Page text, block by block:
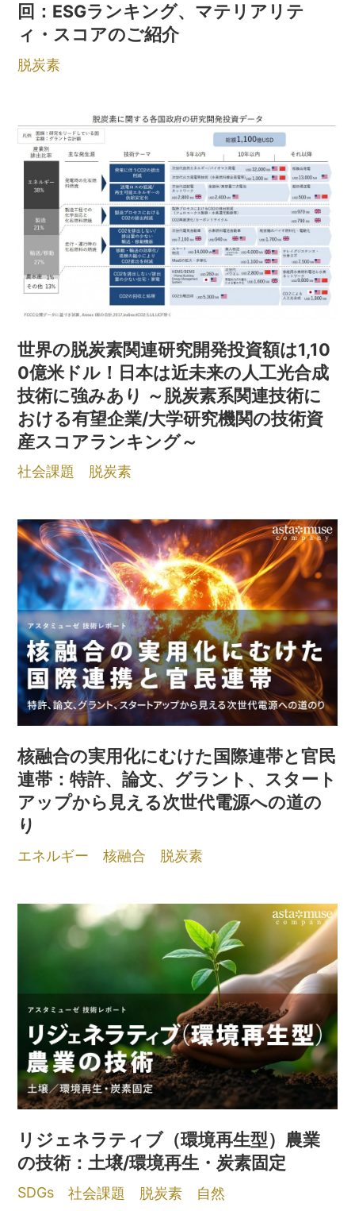
回：ESGランキング、マテリアリテ
ィ・スコアのご紹介
脱炭素
世界の脱炭素関連研究開発投資額は1,10
0億米ドル！日本は近未来の人工光合成
技術に強みあり ～脱炭素系関連技術に
おける有望企業/大学研究機関の技術資
産スコアランキング～
社会課題 脱炭素
核融合の実用化にむけた国際連帯と官民
連帯：特許、論文、グラント、スタート
アップから見える次世代電源への道の
り
エネルギー 核融合 脱炭素
リジェネラティブ（環境再生型）農業
の技術：土壌/環境再生・炭素固定
SDGs 社会課題 脱炭素 自然